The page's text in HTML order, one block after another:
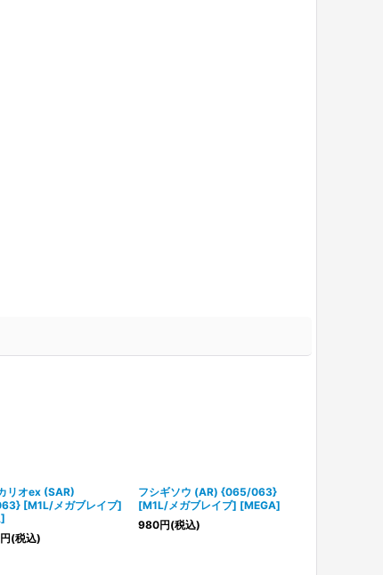
リオex (SAR)
[M1L/メガブレイブ]
円(税込)
フシギソウ (AR) {065/063}
[M1L/メガブレイブ] [MEGA]
980円(税込)